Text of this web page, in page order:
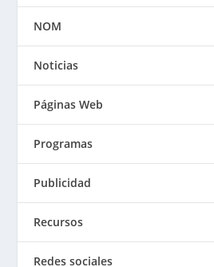
NOM
Noticias
Páginas Web
Programas
Publicidad
Recursos
Redes sociales